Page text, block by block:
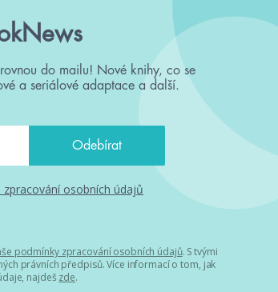
do mailu! Nové knihy, co se
a seriálové adaptace a další.
osobních údajů
podmínky zpracování osobních údajů. S tvými
právních předpisů. Více informací o tom, jak
najdeš zde.